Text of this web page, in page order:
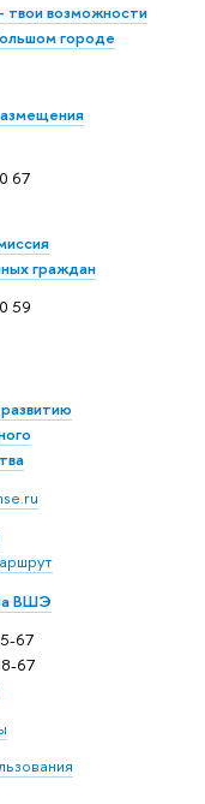
твои возможности
городе
67
граждан
59
ВШЭ
67
67